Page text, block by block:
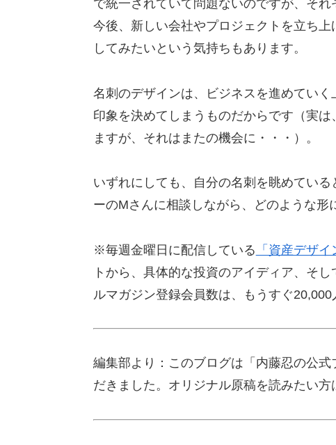
で統一されていて問題ないのですが、そ
今後、新しい会社やプロジェクトを立ち
してみたいという気持ちもあります。
名刺のデザインは、ビジネスを進めてい
印象を決めてしまうものだからです（実
ますが、それはまたの機会に・・・）。
いずれにしても、自分の名刺を眺めてい
ーのMさんに相談しながら、どのような形
※毎週金曜日に配信している 「資産デザイ
トから、具体的な投資のアイディア、そ
ルマガジン登録会員数は、もうすぐ20,000
編集部より：このブログは「内藤忍の公
だきました。オリジナル原稿を読みたい方